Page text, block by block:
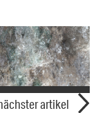
artikel